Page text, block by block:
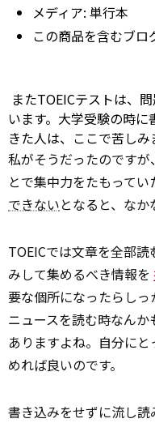
メディア: 単行本
この商品を含むブロ
またTOEICテストは、
います。大学受験の時
きた人は、ここで苦しみ
私がそうだったのです
とで集中力をたもって
できないとなると、なか
TOEICでは文章を全部
みして集めるべき情報を
要な個所になったらし
ニュースを読む時なん
ありますよね。自分に
めれば良いのです。
書き込みをせずに流し